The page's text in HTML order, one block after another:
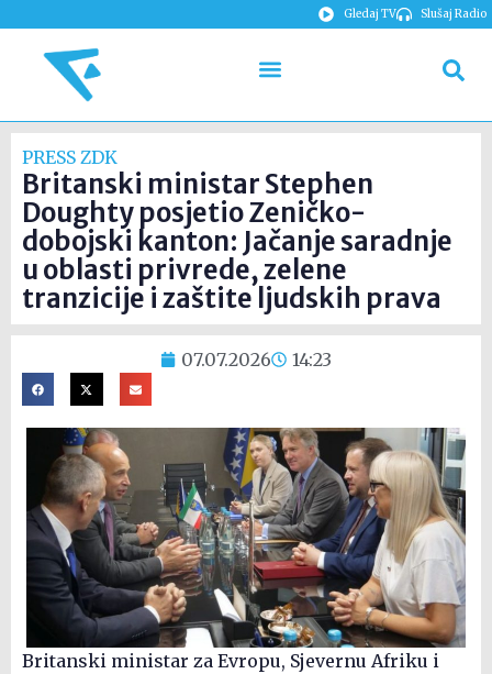
Gledaj TV Slušaj Radio
PRESS ZDK
Britanski ministar Stephen
Doughty posjetio Zeničko-
dobojski kanton: Jačanje saradnje
u oblasti privrede, zelene
tranzicije i zaštite ljudskih prava
07.07.2026 14:23
Britanski ministar za Evropu, Sjevernu Afriku i